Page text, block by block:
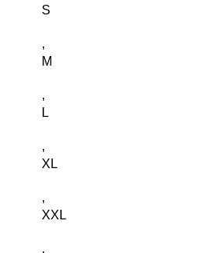
S
,
M
,
L
,
XL
,
XXL
,